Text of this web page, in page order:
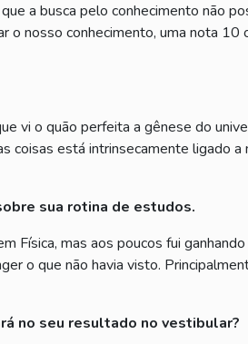
a busca pelo conhecimento não
nosso conhecimento, uma nota 10
vi o quão perfeita a gênese do
coisas está intrinsecamente ligado
sua rotina de estudos.
Física, mas aos poucos fui
o que não havia visto.
no seu resultado no vestibular?